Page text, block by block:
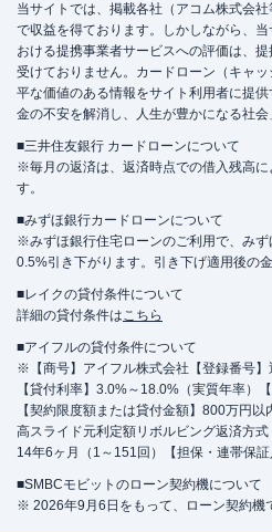
当サイトでは、掲載各社（アコム株式会
で収益を得ております。しかしながら、
おける提携事業者サービスへの評価は、
受けておりません。カードローン（キャ
平な価値のある情報をサイト利用者に提
金の不安を解消し、人生が豊かになる社会
■三井住友銀行 カードローンについて
※毎月の返済は、返済時点での借入残高に
す。
■みずほ銀行カードローンについて
※みずほ銀行住宅ローンのご利用で、み
0.5%引き下がります。引き下げ適用後の
■レイクの貸付条件について
詳細の貸付条件はこちら
■アイフルの貸付条件について
※【商号】アイフル株式会社【登録番号
【貸付利率】3.0%～18.0%（実質年率）
【契約限度額または貸付金額】800万円
高スライド元利定額リボルビング返済方
14年6ヶ月（1～151回）【担保・連帯保
■SMBCモビットのローン契約機について
※ 2026年9月6日をもって、ローン契約機